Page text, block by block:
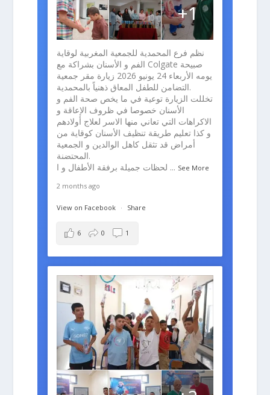
+1
نظم فرع المحمدية للجمعية المغربية لوقاية
الفم و الأسنان بشراكة مع Colgate صبيحة
يومه الأربعاء 24 يونيو 2026 زيارة مقر جمعية
التضامن للطفل المعاق ذهنياً بالمحمدية.
تخللت الزيارة توعية في ما يخص صحة الفم و
الأسنان خصوصا في ظروف الإعاقة و
الاكراهات التي تعاني منها الاسر لعلاج أولادهم
و كذا تعليم طريقة تنظيف الأسنان كوقاية من
أمراض قد تثقل كاهل الوالدين و الجمعية
المحتضنة.
لحظات جميلة برفقة الأطفال و ا ... See More
2 months ago
View on Facebook · Share
6 0 1